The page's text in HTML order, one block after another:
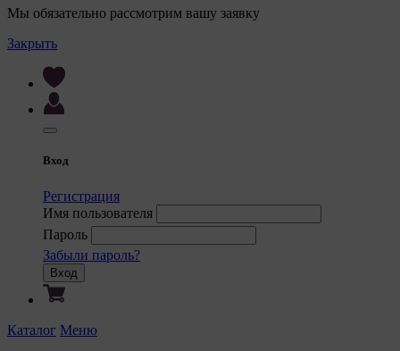
Мы обязательно рассмотрим вашу заявку
Закрыть
Вход
Регистрация
Имя пользователя
Пароль
Забыли пароль?
Вход
Каталог Меню